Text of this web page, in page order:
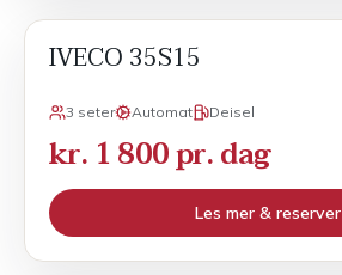
IVECO 35S15
3 seter Automat Deisel
kr. 1 800 pr. dag
Les mer & reserver